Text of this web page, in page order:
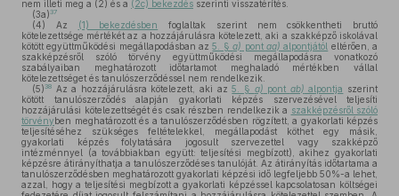
nem illeti meg a (2) és a (2c) bekezdés szerinti visszatérítés.
(3a) 37
(4) Az (1) bekezdésben
foglaltak szerint nem csökkentheti bruttó
kötelezettsége mértékét az a hozzájárulásra kötelezett, aki a szakképző iskolával
kötött együttműködési megállapodásban az5. §a) pont aa) alpontjától eltérően, a
szakképzésről szóló törvény együttműködési megállapodásra vonatkozó
szabályaiban meghatározott időtartamot meghaladó mértékben vállal
kötelezettséget és tanulószerződéssel nem rendelkezik.
(5) 38 Az a hozzájárulásra kötelezett, aki az5. § a) pont ab) alpontja szerint
kötött tanulószerződés alapján gyakorlati képzés szervezésével teljesíti
hozzájárulási kötelezettségét és csak részben rendelkezik a szakképzésről szóló
törvényben meghatározott és a tanulószerződésben rögzített, a gyakorlati képzés
teljesítéséhez szükséges feltételekkel, megállapodást köthet egy másik,
gyakorlati képzés folytatására jogosult szervezettel vagy szakképző
intézménnyel (a továbbiakban együtt: teljesítési megbízott), akihez gyakorlati
képzésre átirányíthatja a tanulószerződéses tanulóját. Az átirányítás időtartama a
tanulószerződésben meghatározott gyakorlati képzési idő legfeljebb 50%-a lehet,
azzal, hogy a teljesítési megbízott a gyakorlati képzéssel kapcsolatosan költségei